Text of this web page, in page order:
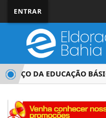
ENTRAR
DA EDUCAÇÃO